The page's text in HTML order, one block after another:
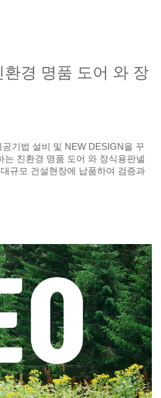
경 명품 도어 와 장
기법 설비 및 NEW DESIGN을 꾸
는 친환경 명품 도어 와 장식용판넬
규모 건설현장에 납품하여 검증과